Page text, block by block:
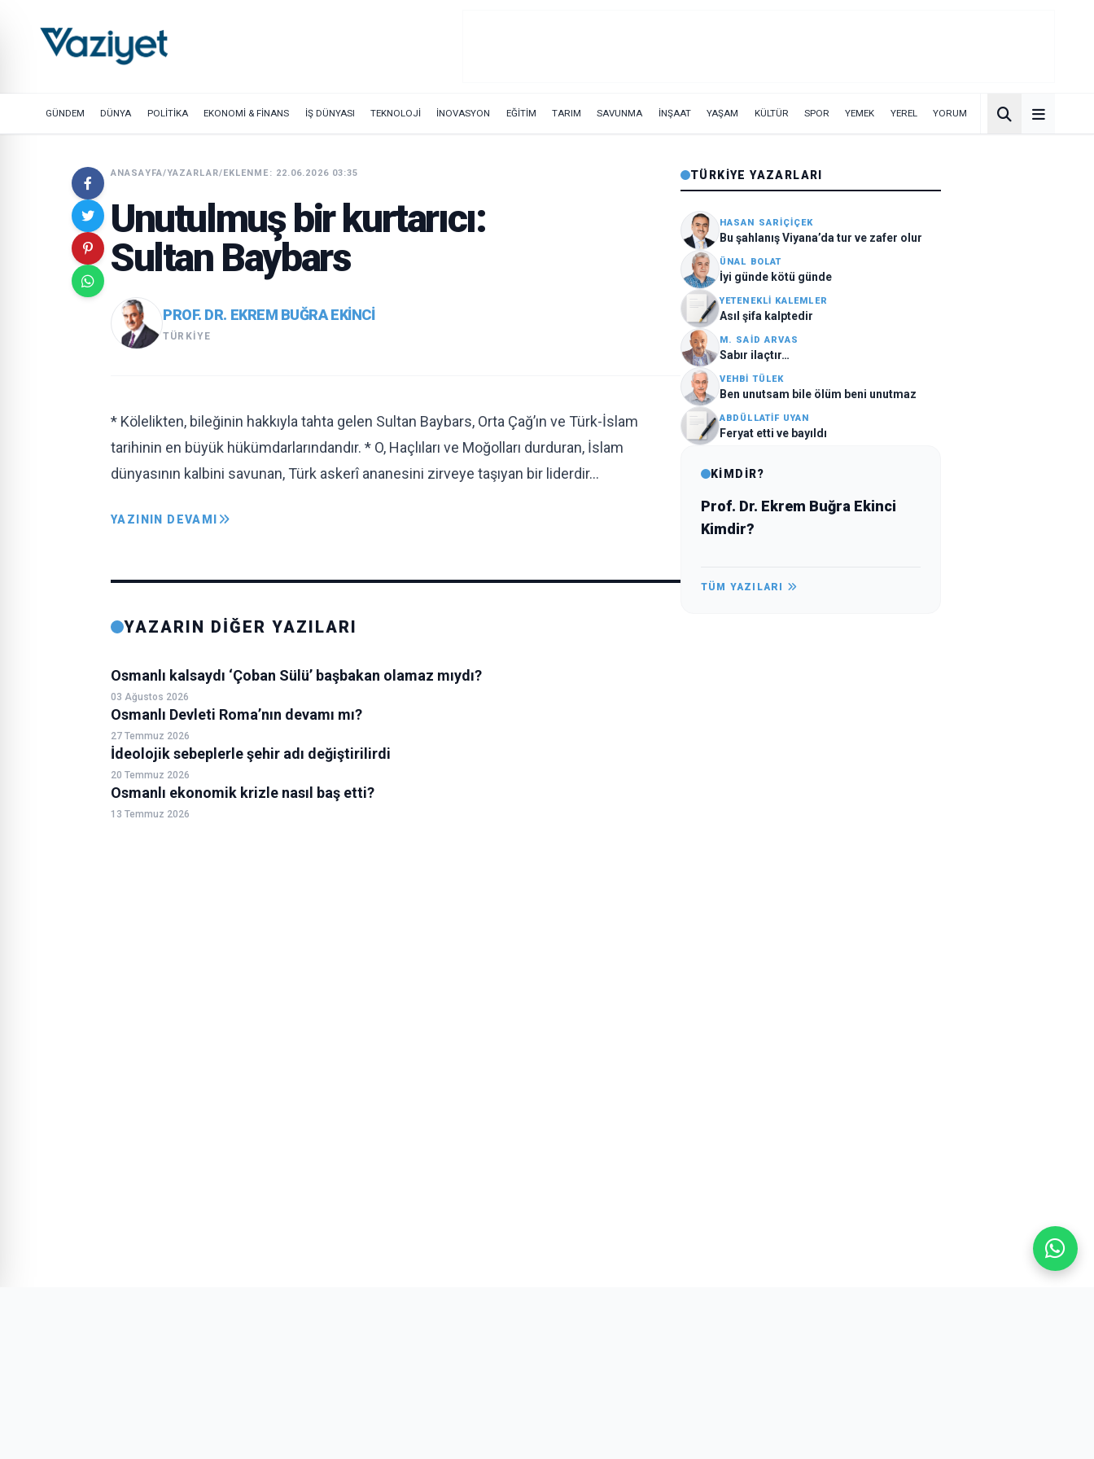
GÜNDEM DÜNYA POLİTİKA EKONOMİ & FİNANS İŞ DÜNYASI TEKNOLOJİ İNOVASYON EĞİTİM TARIM SAVUNMA İNŞAAT YAŞAM KÜLTÜR SPOR YEMEK YEREL YORUM
ANASAYFA/YAZARLAR/EKLENME: 22.06.2026 03:35
Unutulmuş bir kurtarıcı:
Sultan Baybars
PROF. DR. EKREM BUĞRA EKINCI
TÜRKIYE
* Kölelikten, bileğinin hakkıyla tahta gelen Sultan Baybars, Orta Çağ’ın ve Türk-İslam
tarihinin en büyük hükümdarlarındandır. * O, Haçlıları ve Moğolları durduran, İslam
dünyasının kalbini savunan, Türk askerî ananesini zirveye taşıyan bir liderdir…
YAZININ DEVAMI
YAZARIN DİĞER YAZILARI
Osmanlı kalsaydı ‘Çoban Sülü’ başbakan olamaz mıydı?
03 Ağustos 2026
Osmanlı Devleti Roma’nın devamı mı?
27 Temmuz 2026
İdeolojik sebeplerle şehir adı değiştirilirdi
20 Temmuz 2026
Osmanlı ekonomik krizle nasıl baş etti?
13 Temmuz 2026
TÜRKIYE YAZARLARI
HASAN SARIÇIÇEK
Bu şahlanış Viyana’da tur ve zafer olur
ÜNAL BOLAT
İyi günde kötü günde
YETENEKLI KALEMLER
Asıl şifa kalptedir
M. SAID ARVAS
Sabır ilaçtır…
VEHBI TÜLEK
Ben unutsam bile ölüm beni unutmaz
ABDÜLLATIF UYAN
Feryat etti ve bayıldı
KİMDİR?
Prof. Dr. Ekrem Buğra Ekinci
Kimdir?
TÜM YAZILARI